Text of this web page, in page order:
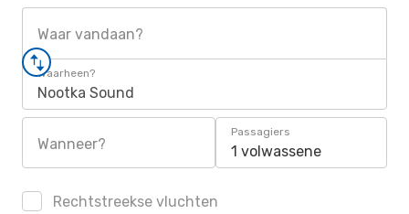
Waar vandaan?
Waarheen?
Nootka Sound
Wanneer?
Passagiers
1 volwassene
Rechtstreekse vluchten